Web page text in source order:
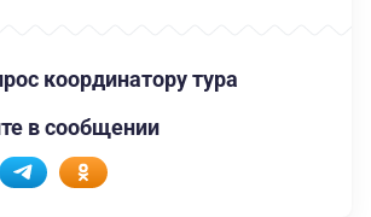
координатору тура
в сообщении